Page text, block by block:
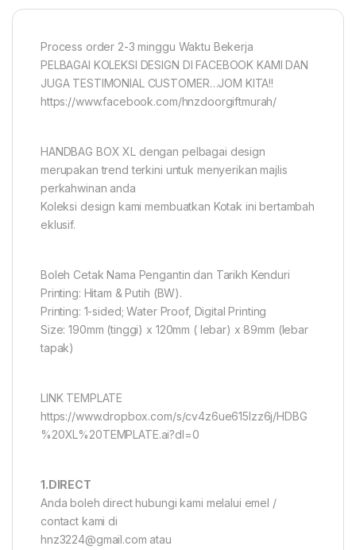
Process order 2-3 minggu Waktu Bekerja
PELBAGAI KOLEKSI DESIGN DI FACEBOOK KAMI DAN
JUGA TESTIMONIAL CUSTOMER…JOM KITA!!
https://www.facebook.com/hnzdoorgiftmurah/
HANDBAG BOX XL dengan pelbagai design
merupakan trend terkini untuk menyerikan majlis
perkahwinan anda
Koleksi design kami membuatkan Kotak ini bertambah
eklusif.
Boleh Cetak Nama Pengantin dan Tarikh Kenduri
Printing: Hitam & Putih (BW).
Printing: 1-sided; Water Proof, Digital Printing
Size: 190mm (tinggi) x 120mm ( lebar) x 89mm (lebar
tapak)
LINK TEMPLATE
https://www.dropbox.com/s/cv4z6ue615lzz6j/HDBG
%20XL%20TEMPLATE.ai?dl=0
1.DIRECT
Anda boleh direct hubungi kami melalui emel /
contact kami di
hnz3224@gmail.com atau